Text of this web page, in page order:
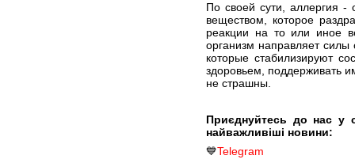
По своей сути, аллергия -
веществом, которое
реакции на то или иное
организм направляет силы
которые стабилизируют
здоровьем, поддерживать
не страшны.
Приєднуйтесь до нас у
найважливіші новини:
💙Telegram